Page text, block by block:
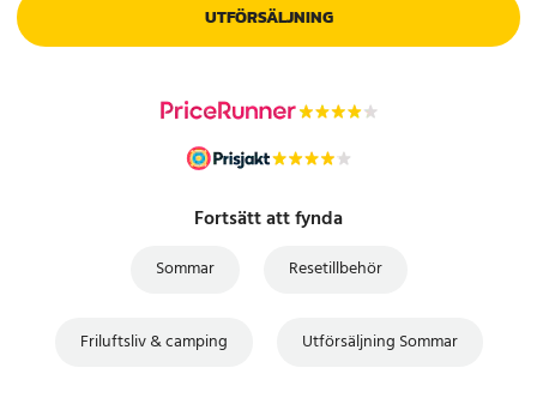
UTFÖRSÄLJNING
Fortsätt att fynda
Sommar Resetillbehör
Friluftsliv & camping Utförsäljning Sommar